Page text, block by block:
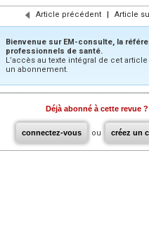
Article précédent | Article
Bienvenue sur EM-consulte, la
professionnels de santé.
L’accès au texte intégral de cet
un abonnement.
Déjà abonné à cette revue ?
connectez-vous ou créez un